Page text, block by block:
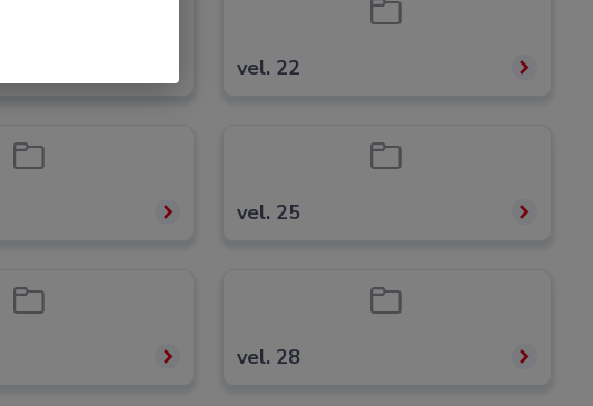
vel. 22
vel. 25
vel. 28